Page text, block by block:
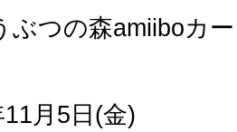
ぶつの森amiiboカ
月5日(金)